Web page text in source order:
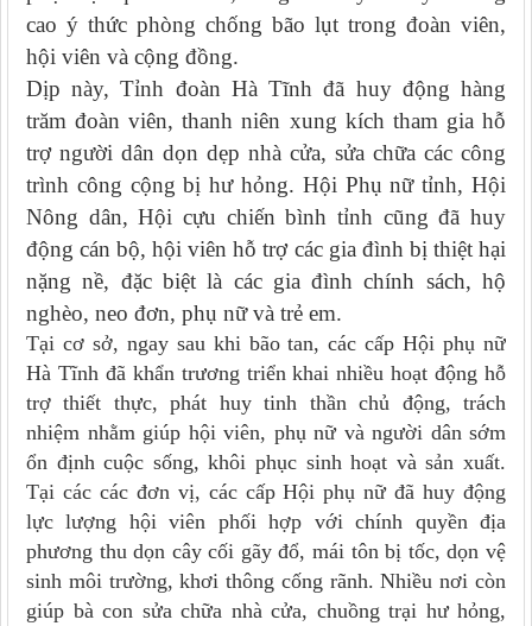
cao ý thức phòng chống bão lụt trong đoàn viên,
hội viên và cộng đồng.
Dịp này, Tỉnh đoàn Hà Tĩnh đã huy động hàng
trăm đoàn viên, thanh niên xung kích tham gia hỗ
trợ người dân dọn dẹp nhà cửa, sửa chữa các công
trình công cộng bị hư hỏng. Hội Phụ nữ tỉnh, Hội
Nông dân, Hội cựu chiến bình tỉnh cũng đã huy
động cán bộ, hội viên hỗ trợ các gia đình bị thiệt hại
nặng nề, đặc biệt là các gia đình chính sách, hộ
nghèo, neo đơn, phụ nữ và trẻ em.
Tại cơ sở, ngay sau khi bão tan, các cấp Hội phụ nữ
Hà Tĩnh đã khẩn trương triển khai nhiều hoạt động hỗ
trợ thiết thực, phát huy tinh thần chủ động, trách
nhiệm nhằm giúp hội viên, phụ nữ và người dân sớm
ổn định cuộc sống, khôi phục sinh hoạt và sản xuất.
Tại các các đơn vị, các cấp Hội phụ nữ đã huy động
lực lượng hội viên phối hợp với chính quyền địa
phương thu dọn cây cối gãy đổ, mái tôn bị tốc, dọn vệ
sinh môi trường, khơi thông cống rãnh. Nhiều nơi còn
giúp bà con sửa chữa nhà cửa, chuồng trại hư hỏng,